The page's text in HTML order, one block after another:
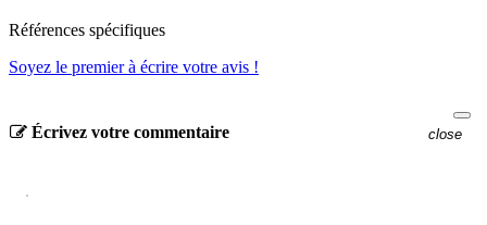
Références spécifiques
Soyez le premier à écrire votre avis !
Écrivez votre commentaire close